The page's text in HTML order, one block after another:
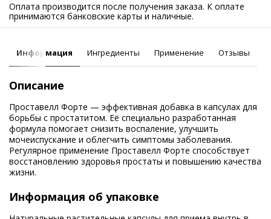
Оплата производится после получения заказа. К оплате
принимаются банковские карты и наличные.
Информация Ингредиенты Применение Отзывы
Описание
Проставелл Форте — эффективная добавка в капсулах для
борьбы с простатитом. Её специально разработанная
формула помогает снизить воспаление, улучшить
мочеиспускание и облегчить симптомы заболевания.
Регулярное применение Проставелл Форте способствует
восстановлению здоровья простаты и повышению качества
жизни.
Информация об упаковке